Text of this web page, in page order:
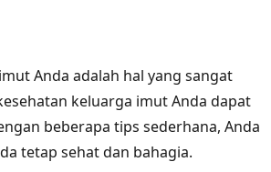
Anda adalah hal yang sangat
keluarga imut Anda dapat
beberapa tips sederhana, Anda
tetap sehat dan bahagia.